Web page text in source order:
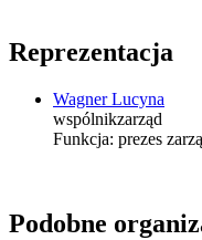
Reprezentacja
Wagner Lucyna
wspólnikzarząd
Funkcja: prezes
Podobne